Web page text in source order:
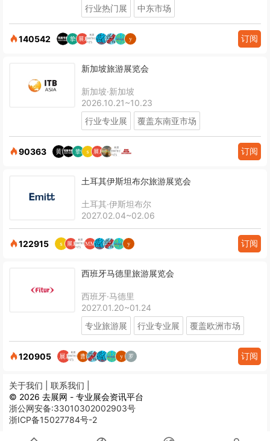
行业热门展
中东市场
140542 订阅
新加坡旅游展览会
新加坡·新加坡
2026.10.21~10.23
行业专业展
覆盖东南亚市场
90363 订阅
土耳其伊斯坦布尔旅游展览会
土耳其·伊斯坦布尔
2027.02.04~02.06
122915 订阅
西班牙马德里旅游展览会
西班牙·马德里
2027.01.20~01.24
专业旅游展
行业专业展 覆盖欧洲市场
120905 订阅
关于我们 | 联系我们 |
© 2026 去展网 - 专业展会资讯平台
浙公网安备:33010302002903号
浙ICP备15027784号-2